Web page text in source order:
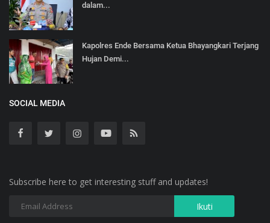
dalam...
Kapolres Ende Bersama Ketua Bhayangkari Terjang
Hujan Demi...
SOCIAL MEDIA
Subscribe here to get interesting stuff and updates!